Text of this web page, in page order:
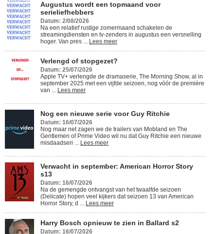
Augustus wordt een topmaand voor
serieliefhebbers
Datum: 2/08/2026
Na een relatief rustige zomermaand schakelen de
streamingdiensten en tv-zenders in augustus een versnelling
hoger. Van pres ... Lees meer
Verlengd of stopgezet?
Datum: 25/07/2026
Apple TV+ verlengde de dramaserie, The Morning Show, al in
september 2025 met een vijfde seizoen, nog vóór de première
van ... Lees meer
Nog een nieuwe serie voor Guy Ritchie
Datum: 16/07/2026
Nog maar net zagen we de trailers van Mobland en The
Gentlemen of Prime Video wil nu dat Guy Ritchie een nieuwe
misdaadseri ... Lees meer
Verwacht in september: American Horror Story
s13
Datum: 16/07/2026
Na de gemengde ontvangst van het twaalfde seizoen
(Delicate) hopen veel kijkers dat seizoen 13 van American
Horror Story, d ... Lees meer
Harry Bosch opnieuw te zien in Ballard s2
Datum: 16/07/2026